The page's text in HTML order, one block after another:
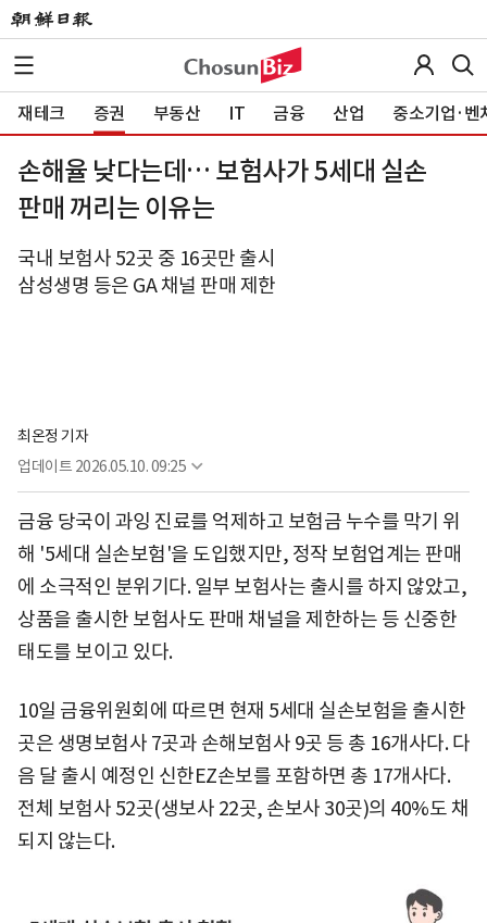
재테크 증권 부동산 IT 금융 산업 중소기업·벤
손해율 낮다는데… 보험사가 5세대 실손
판매 꺼리는 이유는
국내 보험사 52곳 중 16곳만 출시
삼성생명 등은 GA 채널 판매 제한
최온정 기자
업데이트 2026.05.10. 09:25
금융 당국이 과잉 진료를 억제하고 보험금 누수를 막기 위
해 '5세대 실손보험'을 도입했지만, 정작 보험업계는 판매
에 소극적인 분위기다. 일부 보험사는 출시를 하지 않았고,
상품을 출시한 보험사도 판매 채널을 제한하는 등 신중한
태도를 보이고 있다.
10일 금융위원회에 따르면 현재 5세대 실손보험을 출시한
곳은 생명보험사 7곳과 손해보험사 9곳 등 총 16개사다. 다
음 달 출시 예정인 신한EZ손보를 포함하면 총 17개사다.
전체 보험사 52곳(생보사 22곳, 손보사 30곳)의 40%도 채
되지 않는다.